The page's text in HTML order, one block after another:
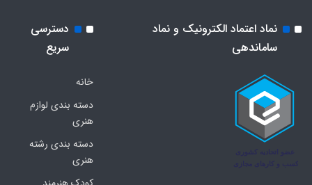
نماد اعتماد الکترونیک و نماد
ساماندهی
دسترسی
سریع
خانه
دسته بندی لوازم
هنری
دسته بندی رشته
هنری